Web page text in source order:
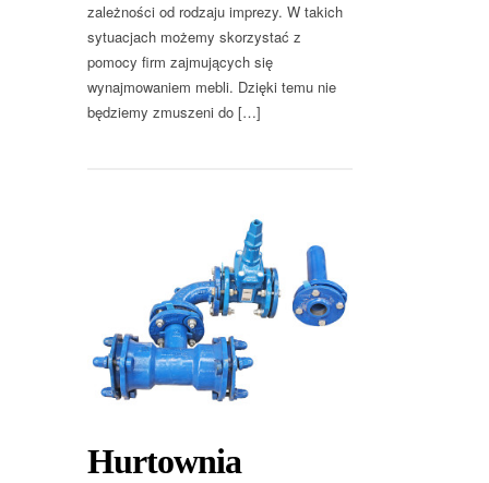
zależności od rodzaju imprezy. W takich
sytuacjach możemy skorzystać z
pomocy firm zajmujących się
wynajmowaniem mebli. Dzięki temu nie
będziemy zmuszeni do […]
Hurtownia